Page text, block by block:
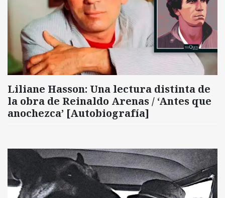
Liliane Hasson: Una lectura distinta de
la obra de Reinaldo Arenas / ‘Antes que
anochezca’ [Autobiografía]